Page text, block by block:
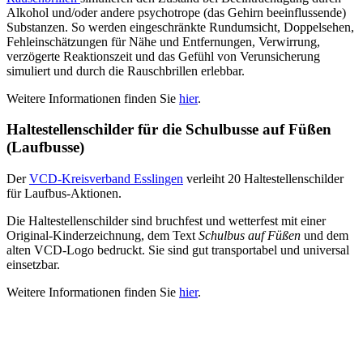
Alkohol und/oder andere psychotrope (das Gehirn beeinflussende)
Substanzen. So werden eingeschränkte Rundumsicht, Doppelsehen,
Fehleinschätzungen für Nähe und Entfernungen, Verwirrung,
verzögerte Reaktionszeit und das Gefühl von Ver­unsicherung
simuliert und durch die Rauschbrillen erlebbar.
Weitere Informationen finden Sie hier.
Haltestellenschilder für die Schulbusse auf Füßen
(Laufbusse)
DerVCD-Kreisverband Esslingen verleiht 20 Haltestellenschilder
für Laufbus-Aktionen.
Die Haltestellenschilder sind bruchfest und wetterfest mit einer
Original-Kinderzeichnung, dem Text Schulbus auf Füßen und dem
alten VCD-Logo bedruckt. Sie sind gut transportabel und universal
einsetzbar.
Weitere Informationen finden Sie hier.